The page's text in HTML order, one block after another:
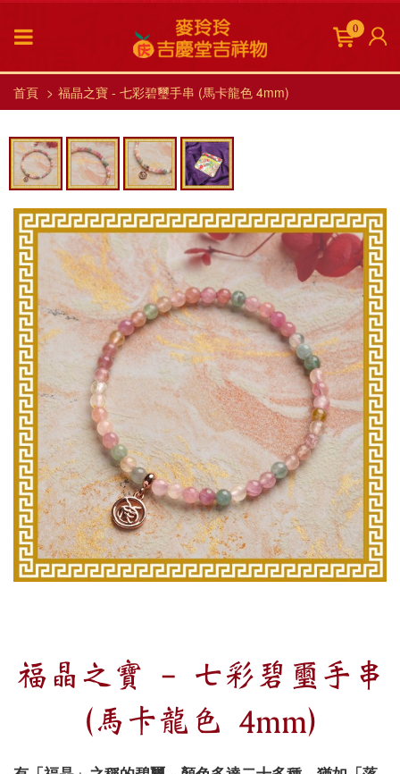
0
首頁 福晶之寶 - 七彩碧璽手串 (馬卡龍色 4mm)
福晶之寶 - 七彩碧璽手串
(馬卡龍色 4mm)